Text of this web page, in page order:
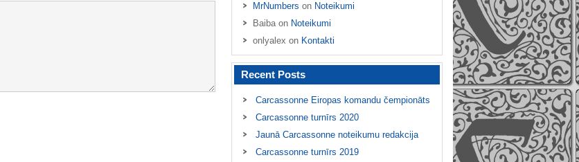
MrNumbers on Noteikumi
Baibaon Noteikumi
onlyalex on Kontakti
Recent Posts
Carcassonne Eiropas komandu čempionāts
Carcassonne turnīrs 2020
Jaunā Carcassonne noteikumu redakcija
Carcassonne turnīrs 2019